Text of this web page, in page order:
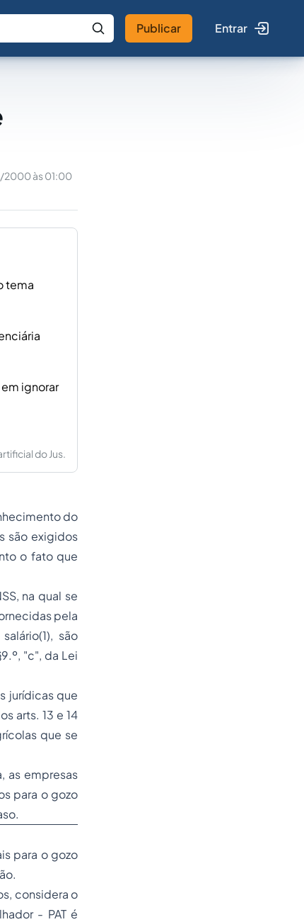
Buscar no Jus
Publicar Entrar
2000 às 01:00
tema
ignorar
do Jus.
do
são exigidos
o fato que
na qual se
pela
são
"c", da Lei
jurídicas que
arts. 13 e 14
que se
as empresas
para o gozo
para o gozo
considera o
- PAT é